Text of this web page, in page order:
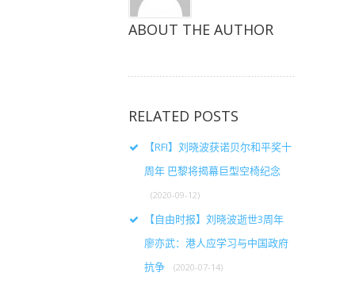
ABOUT THE AUTHOR
RELATED POSTS
【RFI】刘晓波获诺贝尔和平奖十
周年 巴黎将揭幕巨型空椅纪念
(2020-09-12)
【自由时报】刘晓波逝世3周年
廖亦武：港人应学习与中国政府
抗争
(2020-07-14)